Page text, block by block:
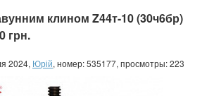
клином Z44т-10 (30ч6бр)
0 грн.
2024, Юрій, номер: 535177, просмотры: 223